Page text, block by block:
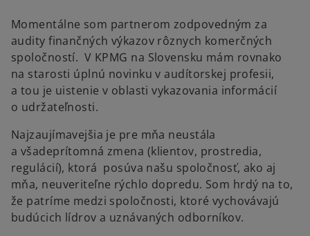
Momentálne som partnerom zodpovedným za
audity finančných výkazov rôznych komerčných
spoločností. V KPMG na Slovensku mám rovnako
na starosti úplnú novinku v audítorskej profesii,
a tou je uistenie v oblasti vykazovania informácií
o udržateľnosti.
Najzaujímavejšia je pre mňa neustála
a všadeprítomná zmena (klientov, prostredia,
regulácií), ktorá posúva našu spoločnosť, ako aj
mňa, neuveriteľne rýchlo dopredu. Som hrdý na to,
že patríme medzi spoločnosti, ktoré vychovávajú
budúcich lídrov a uznávaných odborníkov.